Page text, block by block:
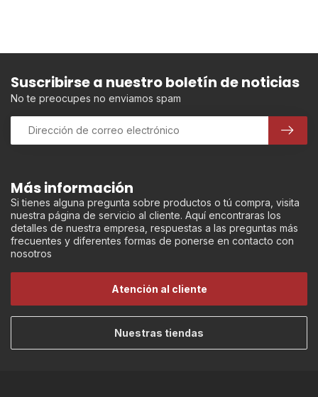
Más información
Si tienes alguna pregunta sobre productos o tú compra, visita
nuestra página de servicio al cliente. Aquí encontraras los
detalles de nuestra empresa, respuestas a las preguntas más
frecuentes y diferentes formas de ponerse en contacto con
nosotros
Atención al cliente
Nuestras tiendas
Suscribirse a nuestro boletín de noticias
No te preocupes no enviamos spam